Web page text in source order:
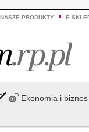
PRODUKTY E-
Ekonomia i biznes